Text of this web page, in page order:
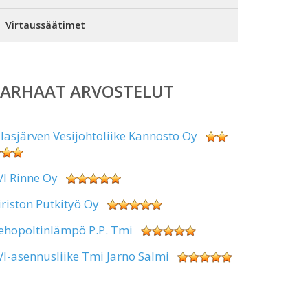
Virtaussäätimet
ARVOSTELUT
Vesijohtoliike Kannosto Oy
Rinne Oy
Putkityö Oy
P.P. Tmi
asennusliike Tmi Jarno Salmi